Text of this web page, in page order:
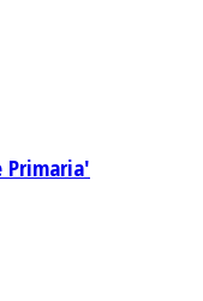
Primaria'